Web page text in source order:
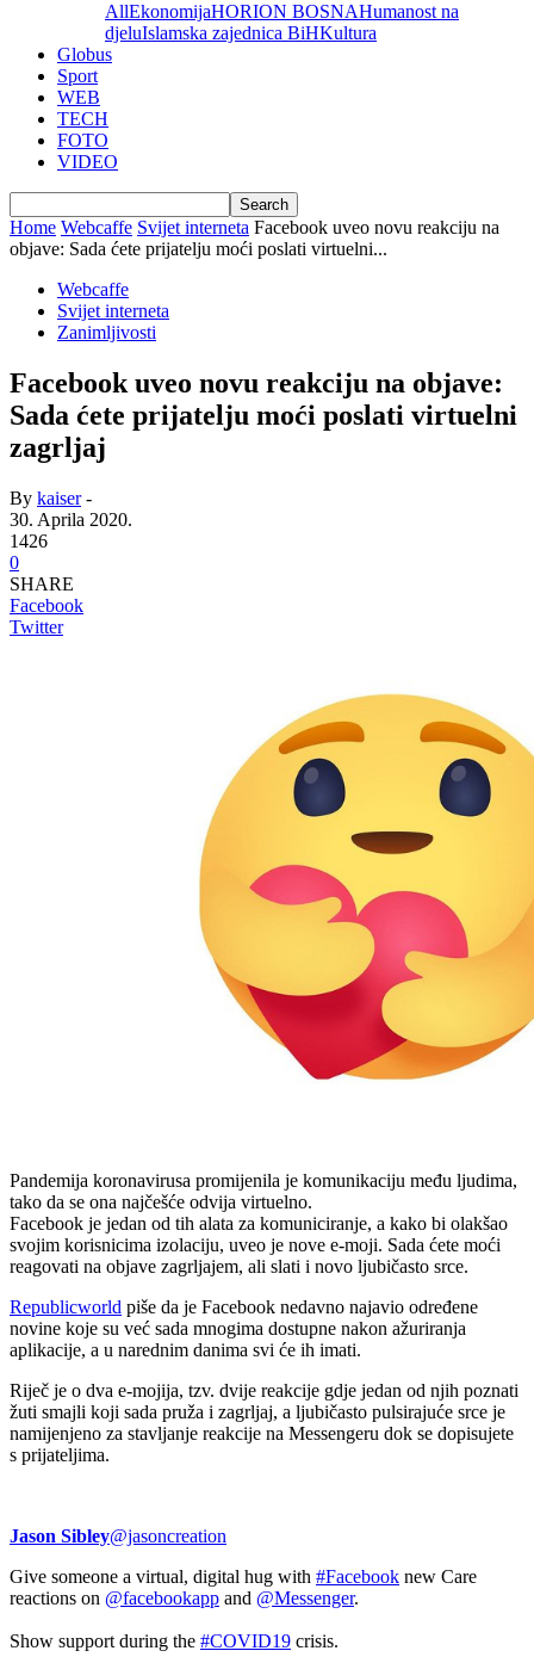
AllEkonomijaHORION BOSNAHumanost na
djeluIslamska zajednica BiHKultura
Globus
Sport
WEB
TECH
FOTO
VIDEO
Home Webcaffe Svijet interneta Facebook uveo novu reakciju na
objave: Sada ćete prijatelju moći poslati virtuelni...
Webcaffe
Svijet interneta
Zanimljivosti
Facebook uveo novu reakciju na objave:
Sada ćete prijatelju moći poslati virtuelni
zagrljaj
By kaiser-
30. Aprila 2020.
1426
0
SHARE
Facebook
Twitter
Pandemija koronavirusa promijenila je komunikaciju među ljudima,
tako da se ona najčešće odvija virtuelno.
Facebook je jedan od tih alata za komuniciranje, a kako bi olakšao
svojim korisnicima izolaciju, uveo je nove e-moji. Sada ćete moći
reagovati na objave zagrljajem, ali slati i novo ljubičasto srce.
Republicworld piše da je Facebook nedavno najavio određene
novine koje su već sada mnogima dostupne nakon ažuriranja
aplikacije, a u narednim danima svi će ih imati.
Riječ je o dva e-mojija, tzv. dvije reakcije gdje jedan od njih poznati
žuti smajli koji sada pruža i zagrljaj, a ljubičasto pulsirajuće srce je
namijenjeno za stavljanje reakcije na Messengeru dok se dopisujete
s prijateljima.
Jason Sibley@jasoncreation
Give someone a virtual, digital hug with #Facebook new Care
reactions on @facebookapp and @Messenger.
Show support during the #COVID19 crisis.